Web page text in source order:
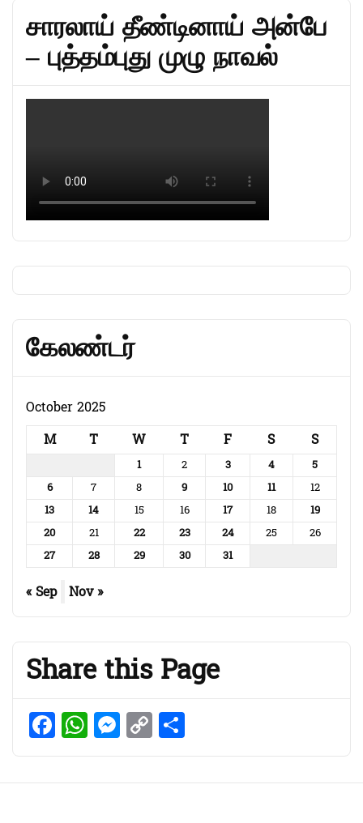
சாரலாய் தீண்டினாய் அன்பே
– புத்தம்புது முழு நாவல்
கேலண்டர்
October 2025
M
T W T F S S
1 2 3 4
5
6
7 8 9 10 11
12
13
14 15 16 17 18
19
20
21 22 23 24 25
26
27
28 29 30 31
« Sep Nov »
Share this Page
Facebook
WhatsApp
Messenger
Copy
Link